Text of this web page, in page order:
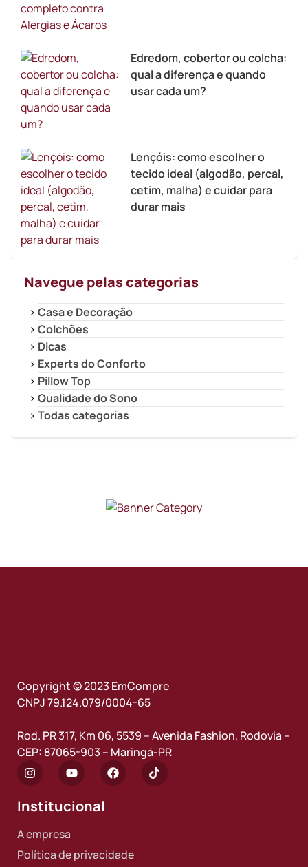
Edredom, cobertor ou colcha:
qual a diferença e quando
usar cada um?
Lençóis: como escolher o
tecido ideal (algodão, percal,
cetim, malha) e cuidar para
durar mais
Navegue pelas categorias
Casa e Decoração
Colchões
Dicas
Experts do Conforto
Pillow Top
Qualidade do Sono
Todas categorias
Copyright © 2023 EmCompre
CNPJ 79.124.079/0004-65
Rod. PR 317, Km 06, 5539 – Avenida Fashion, Rodovia –
CEP: 87065-903 – Maringá-PR
Institucional
A empresa
Política de privacidade